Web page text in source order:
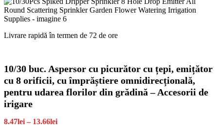
Livrare rapidă în termen de 72 de ore
10/30 buc. Aspersor cu picurător cu țepi, emițător
cu 8 orificii, cu împrăștiere omnidirecțională,
pentru udarea florilor din grădină – Accesorii de
irigare
8.47lei – 13.66leiInterval